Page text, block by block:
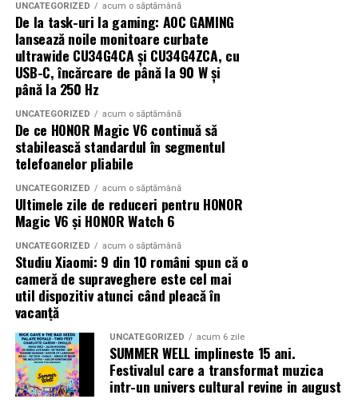
UNCATEGORIZED acum o săptămână
De la task-uri la gaming: AOC GAMING
lansează noile monitoare curbate
ultrawide CU34G4CA și CU34G4ZCA, cu
USB-C, încărcare de până la 90 W și
până la 250 Hz
UNCATEGORIZED acum o săptămână
De ce HONOR Magic V6 continuă să
stabilească standardul în segmentul
telefoanelor pliabile
UNCATEGORIZED acum o săptămână
Ultimele zile de reduceri pentru HONOR
Magic V6 și HONOR Watch 6
UNCATEGORIZED acum o săptămână
Studiu Xiaomi: 9 din 10 români spun că o
cameră de supraveghere este cel mai
util dispozitiv atunci când pleacă în
vacanță
UNCATEGORIZED acum 6 zile
SUMMER WELL implineste 15 ani.
Festivalul care a transformat muzica
intr-un univers cultural revine in august